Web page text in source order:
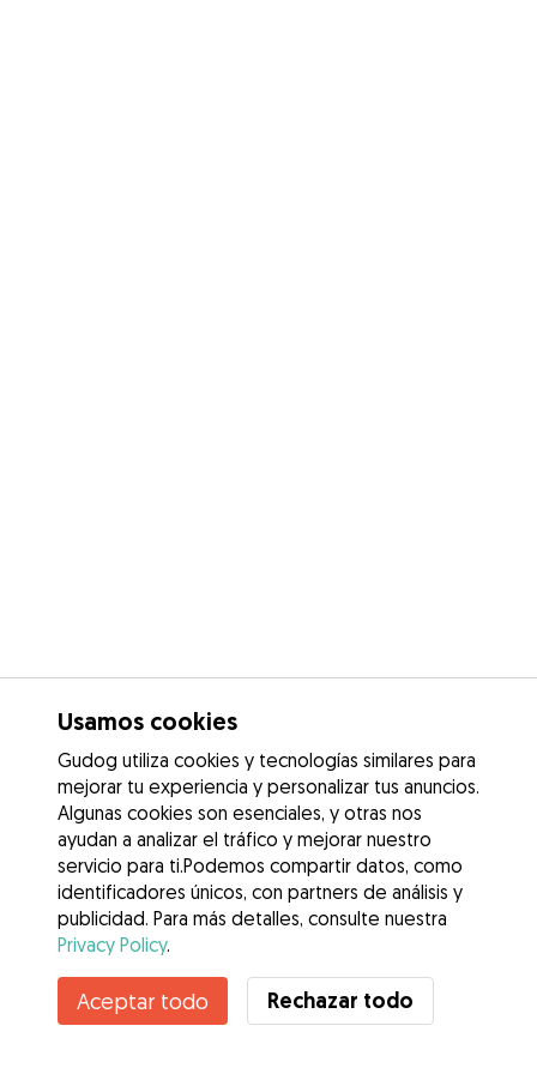
Anna no está disponible temporalmente
Usamos cookies
Gudog utiliza cookies y tecnologías similares para
mejorar tu experiencia y personalizar tus anuncios.
Algunas cookies son esenciales, y otras nos
ayudan a analizar el tráfico y mejorar nuestro
servicio para ti.Podemos compartir datos, como
identificadores únicos, con partners de análisis y
publicidad. Para más detalles, consulte nuestra
Privacy Policy.
Aceptar todo Rechazar todo